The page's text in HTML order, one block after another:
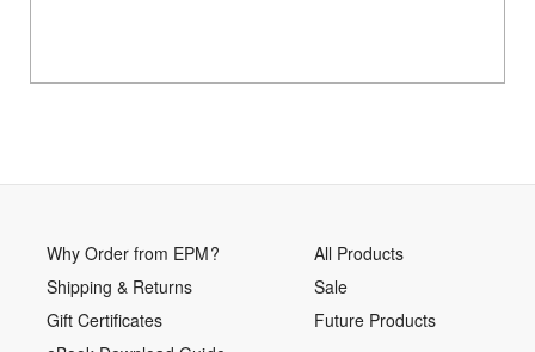
Why Order from EPM?
Shipping & Returns
Gift Certificates
All Products
Sale
Future Products